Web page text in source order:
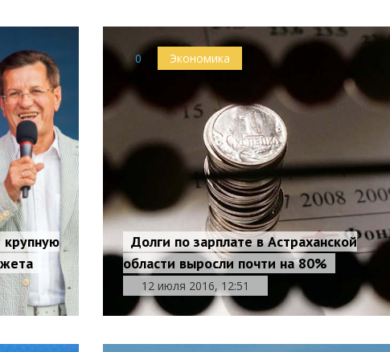
крупную
0 Экономика
Долги по зарплате в Астраханской
области выросли почти на 80%
12 июля 2016, 12:51